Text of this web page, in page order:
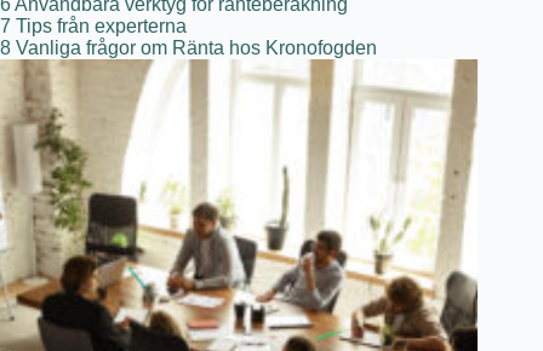
6Användbara verktyg för ränteberäkning
7 Tips från experterna
8 Vanliga frågor om Ränta hos Kronofogden